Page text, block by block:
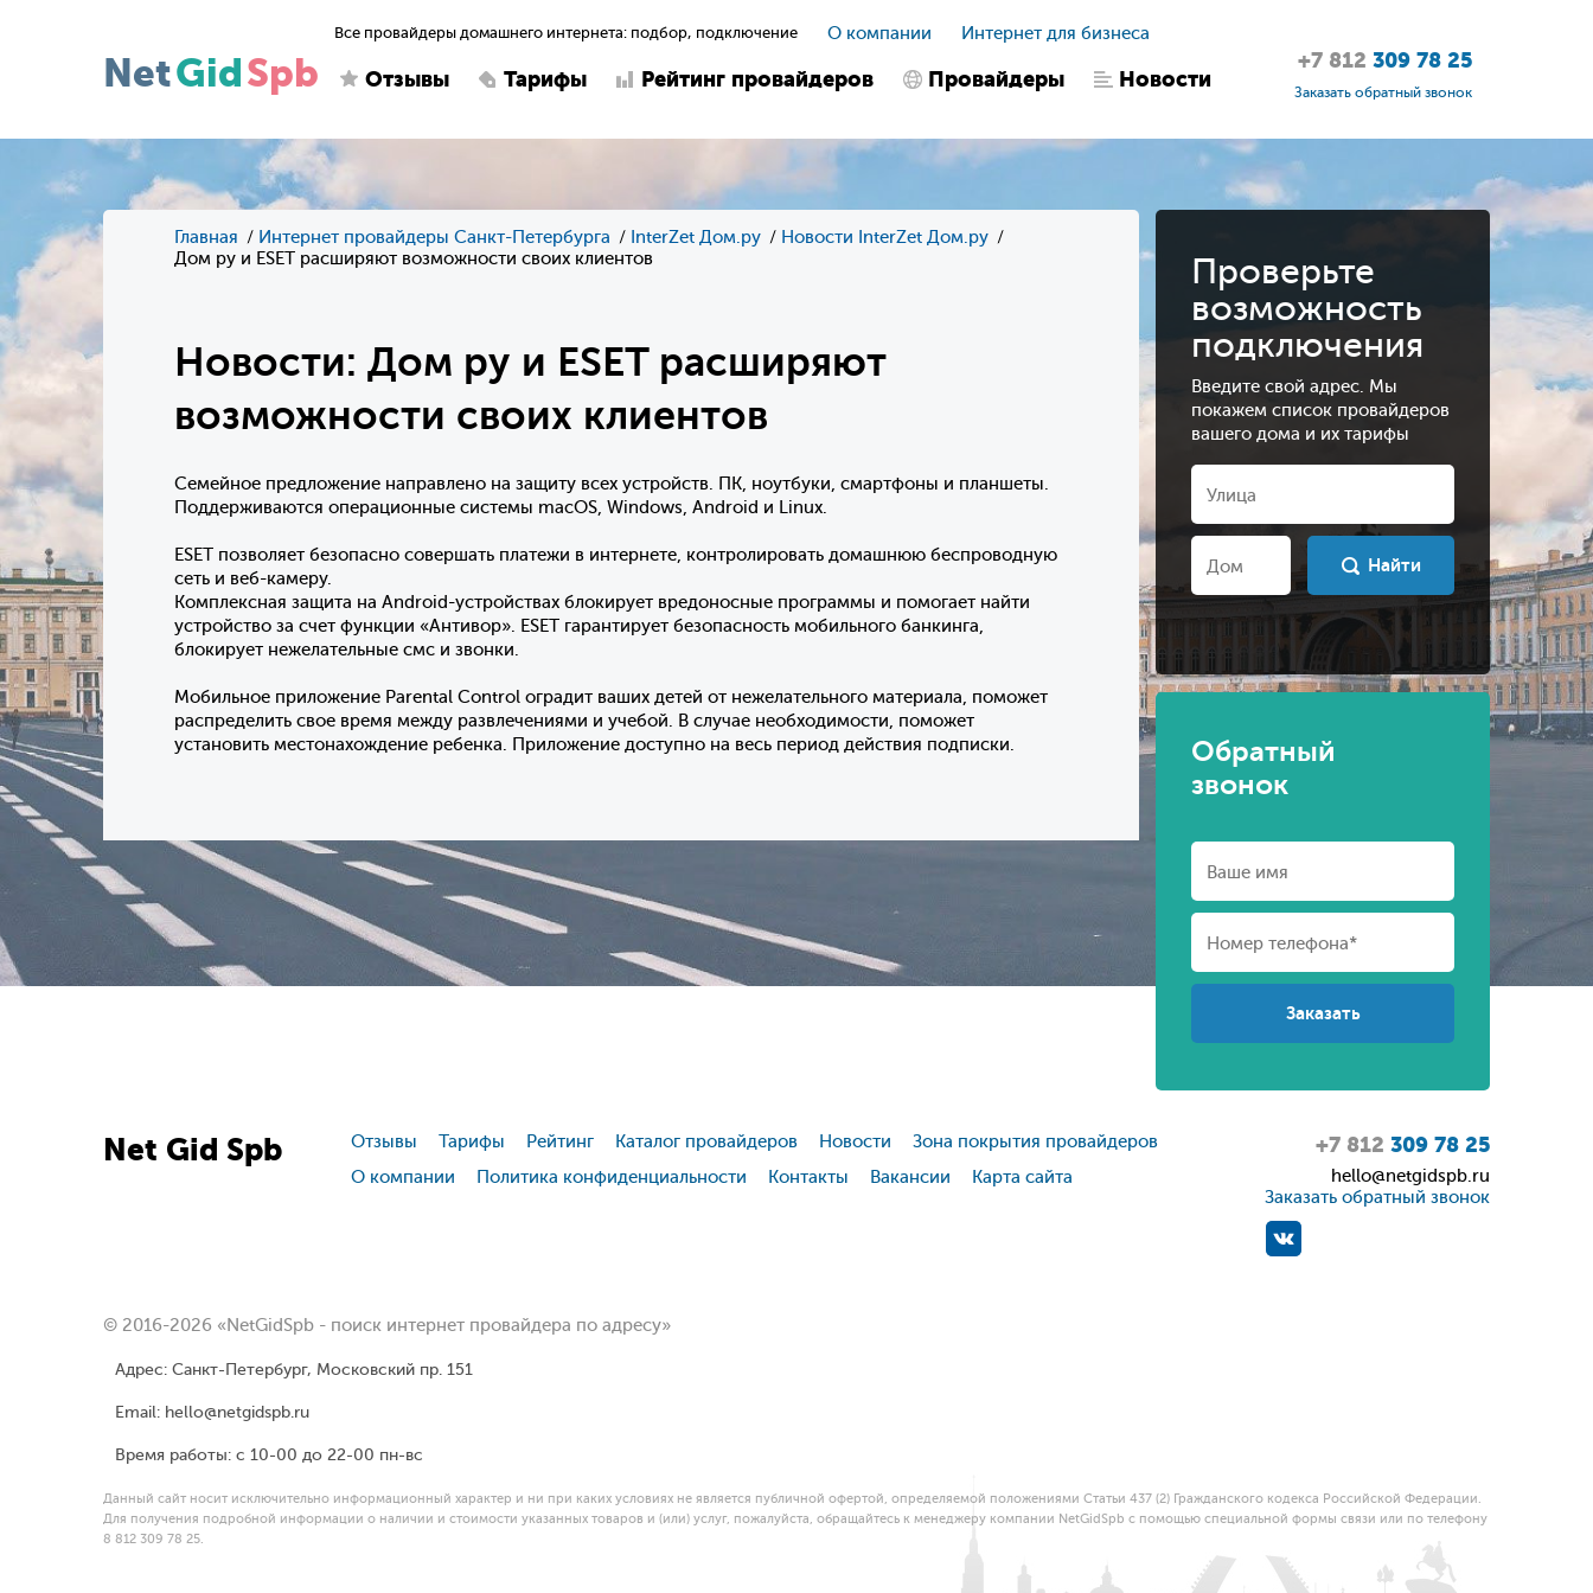
NetGidSpb
Все провайдеры домашнего интернета: подбор, подключение О компании Интернет для бизнеса
Отзывы Тарифы Рейтинг провайдеров Провайдеры Новости
+7 812 309 78 25
Заказать обратный звонок
Главная Интернет провайдеры Санкт-Петербурга InterZet Дом.ру
Новости InterZet Дом.ру
Дом ру и ESET расширяют возможности своих клиентов
Новости: Дом ру и ESET расширяют
возможности своих клиентов
Семейное предложение направлено на защиту всех устройств. ПК, ноутбуки, смартфоны и планшеты.
Поддерживаются операционные системы macOS, Windows, Android и Linux.
ESET позволяет безопасно совершать платежи в интернете, контролировать домашнюю беспроводную
сеть и веб-камеру.
Комплексная защита на Android-устройствах блокирует вредоносные программы и помогает найти
устройство за счет функции «Антивор». ESET гарантирует безопасность мобильного банкинга,
блокирует нежелательные смс и звонки.
Мобильное приложение Parental Control оградит ваших детей от нежелательного материала, поможет
распределить свое время между развлечениями и учебой. В случае необходимости, поможет
установить местонахождение ребенка. Приложение доступно на весь период действия подписки.
Проверьте
возможность
подключения
Введите свой адрес. Мы
покажем список провайдеров
вашего дома и их тарифы
Найти
Обратный
звонок
Net Gid Spb +7 812 309 78 25
hello@netgidspb.ru
Заказать обратный звонок
Отзывы Тарифы Рейтинг Каталог провайдеров Новости
Зона покрытия провайдеров
О компании
Политика конфиденциальности Контакты Вакансии Карта сайта
© 2016-2026 «NetGidSpb - поиск интернет провайдера по адресу»
Адрес: Санкт-Петербург, Московский пр. 151
Email: hello@netgidspb.ru
Время работы: с 10-00 до 22-00 пн-вс
Данный сайт носит исключительно информационный характер и ни при каких условиях не является публичной офертой, определяемой положениями Статьи 437 (2) Гражданского кодекса Российской Федерации.
Для получения подробной информации о наличии и стоимости указанных товаров и (или) услуг, пожалуйста, обращайтесь к менеджеру компании NetGidSpb с помощью специальной формы связи или по телефону
8 812 309 78 25.